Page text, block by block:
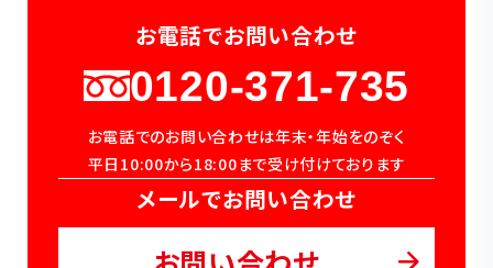
お電話でお問い合わせ
0120-371-735
お電話でのお問い合わせは年末・年始をのぞく
平日10:00から18:00まで受け付けております
メールでお問い合わせ